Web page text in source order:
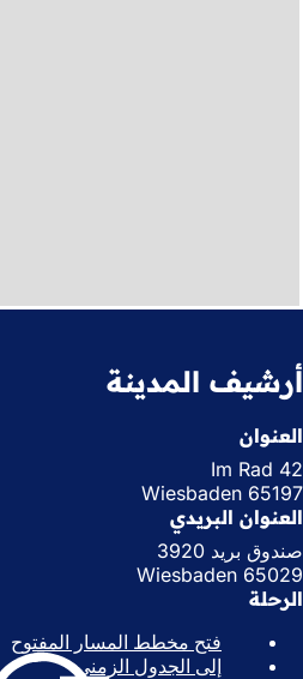
أرشيف المدينة
العنوان
Im Rad 42
65197 Wiesbaden
العنوان البريدي
صندوق بريد 3920
65029 Wiesbaden
الرحلة
فتح مخطط المسار المفتوح
ي
إلى الجدول الزمني(